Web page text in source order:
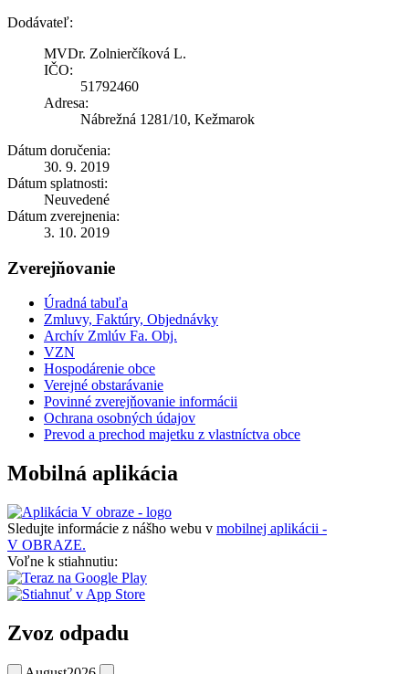
Dodávateľ:
MVDr. Zolnierčíková L.
IČO:
51792460
Adresa:
Nábrežná 1281/10, Kežmarok
Dátum doručenia:
30. 9. 2019
Dátum splatnosti:
Neuvedené
Dátum zverejnenia:
3. 10. 2019
Zverejňovanie
Úradná tabuľa
Zmluvy, Faktúry, Objednávky
Archív Zmlúv Fa. Obj.
VZN
Hospodárenie obce
Verejné obstarávanie
Povinné zverejňovanie informácii
Ochrana osobných údajov
Prevod a prechod majetku z vlastníctva obce
Mobilná aplikácia
Sledujte informácie z nášho webu v mobilnej aplikácii -
V OBRAZE.
Voľne k stiahnutiu:
Zvoz odpadu